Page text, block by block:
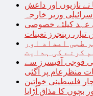
نازیوں اور داعش
وزیر خارجہ
عہد کیلئے خصوصی
رینجرز تعینات
طبی امداد اور
کرنے کی ہدایت
فوجی آفیسرز سے
منظرعام پر آگئی
فلسطینی خواتین
بچوں کا مذاق اُڑایا